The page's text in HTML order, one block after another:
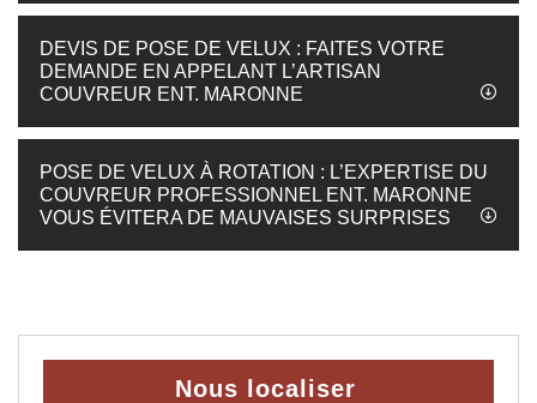
DEVIS DE POSE DE VELUX : FAITES VOTRE
DEMANDE EN APPELANT L’ARTISAN
COUVREUR ENT. MARONNE
POSE DE VELUX À ROTATION : L’EXPERTISE DU
COUVREUR PROFESSIONNEL ENT. MARONNE
VOUS ÉVITERA DE MAUVAISES SURPRISES
Nous localiser